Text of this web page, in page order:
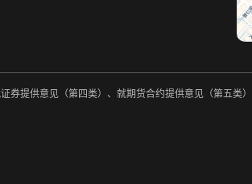
提供意见（第四类）、就期货合约提供意见（第五类